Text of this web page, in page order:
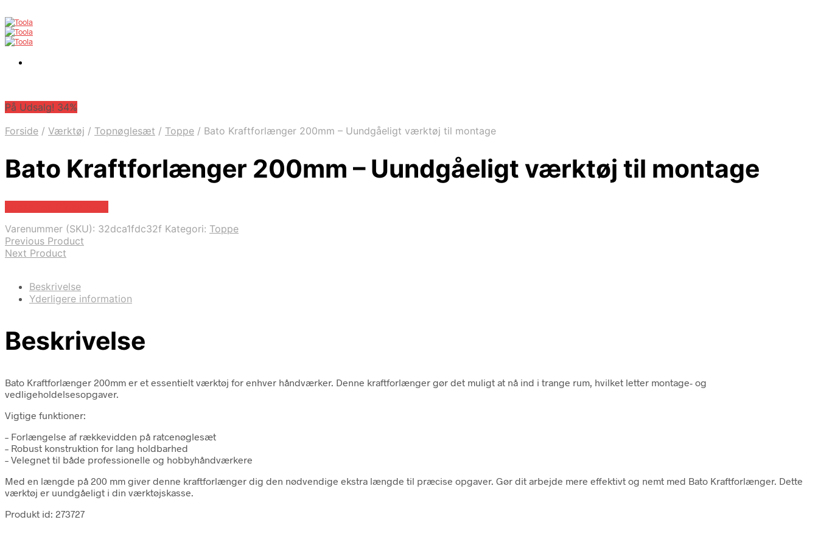
På Udsalg! 34%
Forside / Værktøj / Topnøglesæt / Toppe / Bato Kraftforlænger 200mm – Uundgåeligt værktøj til montage
Bato Kraftforlænger 200mm – Uundgåeligt værktøj til montage
Varenummer (SKU): 32dca1fdc32f Kategori: Toppe
Previous Product
Next Product
Beskrivelse
Yderligere information
Beskrivelse
Bato Kraftforlænger 200mm er et essentielt værktøj for enhver håndværker. Denne kraftforlænger gør det muligt at nå ind i trange rum, hvilket letter montage- og
vedligeholdelsesopgaver.
Vigtige funktioner:
– Forlængelse af rækkevidden på ratcenøglesæt
– Robust konstruktion for lang holdbarhed
– Velegnet til både professionelle og hobbyhåndværkere
Med en længde på 200 mm giver denne kraftforlænger dig den nødvendige ekstra længde til præcise opgaver. Gør dit arbejde mere effektivt og nemt med Bato Kraftforlænger. Dette
værktøj er uundgåeligt i din værktøjskasse.
Produkt id: 273727